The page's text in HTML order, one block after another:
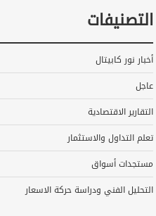
التصنيفات
أخبار نور كابيتال
عاجل
التقارير الاقتصادية
تعلم التداول والاستثمار
مستجدات أسواق
التحليل الفني ودراسة حركة الاسعار